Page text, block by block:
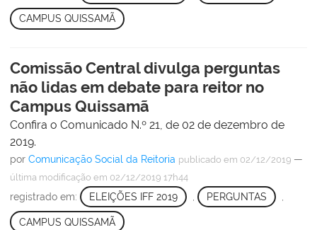
CAMPUS QUISSAMÃ
Comissão Central divulga perguntas
não lidas em debate para reitor no
Campus Quissamã
Confira o Comunicado N.º 21, de 02 de dezembro de
2019.
por Comunicação Social da Reitoria publicado em 02/12/2019 —
última modificação em 02/12/2019 17h44
registrado em: ELEIÇÕES IFF 2019 PERGUNTAS
CAMPUS QUISSAMÃ